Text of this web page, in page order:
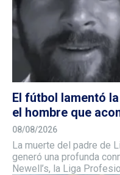
El fútbol lamentó
el hombre que
08/08/2026
La muerte del padre de
generó una profunda
Newell’s, la Liga